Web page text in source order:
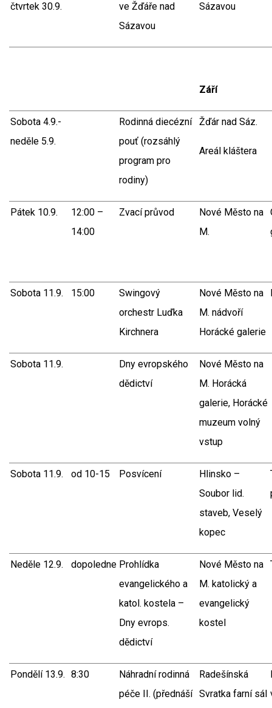
čtvrtek 30.9.
ve Žďáře nad
Sázavou
Sázavou
Září
Sobota 4.9.-
neděle 5.9.
Rodinná diecézní
pouť (rozsáhlý
program pro
rodiny)
Žďár nad Sáz.
Areál kláštera
Pátek 10.9.
12:00 –
14:00
Zvací průvod
Nové Město na
M.
Sobota 11.9. 15:00
Swingový
orchestr Luďka
Kirchnera
Nové Město na
M. nádvoří
Horácké galerie
Sobota 11.9.
Dny evropského
dědictví
Nové Město na
M. Horácká
galerie, Horácké
muzeum volný
vstup
Sobota 11.9. od 10-15 Posvícení
Hlinsko –
Soubor lid.
staveb, Veselý
kopec
Neděle 12.9. dopoledne Prohlídka
evangelického a
katol. kostela –
Dny evrops.
dědictví
Nové Město na
M. katolický a
evangelický
kostel
Pondělí 13.9. 8:30
Náhradní rodinná
péče II. (přednáší
Radešínská
Svratka farní sál